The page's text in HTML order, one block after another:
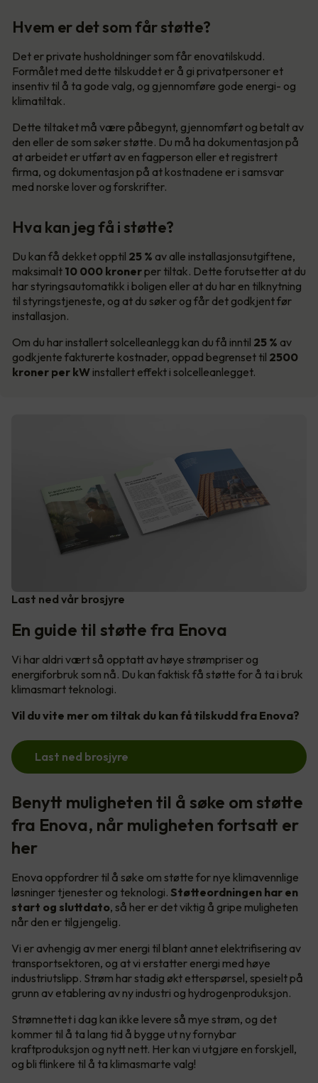
Hvem er det som får støtte?
Det er private husholdninger som får enovatilskudd.
Formålet med dette tilskuddet er å gi privatpersoner et
insentiv til å ta gode valg, og gjennomføre gode energi- og
klimatiltak.
Dette tiltaket må være påbegynt, gjennomført og betalt av
den eller de som søker støtte. Du må ha dokumentasjon på
at arbeidet er utført av en fagperson eller et registrert
firma, og dokumentasjon på at kostnadene er i samsvar
med norske lover og forskrifter.
Hva kan jeg få i støtte?
Du kan få dekket opptil 25 % av alle installasjonsutgiftene,
maksimalt 10 000 kronerper tiltak. Dette forutsetter at du
har styringsautomatikk i boligen eller at du har en tilknytning
til styringstjeneste, og at du søker og får det godkjent før
installasjon.
Om du har installert solcelleanlegg kan du få inntil 25 % av
godkjente fakturerte kostnader, oppad begrenset til 2500
kroner per kW installert effekt i solcelleanlegget.
Last ned vår brosjyre
En guide til støtte fra Enova
Vi har aldri vært så opptatt av høye strømpriser og
energiforbruk som nå. Du kan faktisk få støtte for å ta i bruk
klimasmart teknologi.
Vil du vite mer om tiltak du kan få tilskudd fra Enova?
Last ned brosjyre
Benytt muligheten til å søke om støtte
fra Enova, når muligheten fortsatt er
her
Enova oppfordrer til å søke om støtte for nye klimavennlige
løsninger tjenester og teknologi. Støtteordningen har en
start og sluttdato, så her er det viktig å gripe muligheten
når den er tilgjengelig.
Vi er avhengig av mer energi til blant annet elektrifisering av
transportsektoren, og at vi erstatter energi med høye
industriutslipp. Strøm har stadig økt etterspørsel, spesielt på
grunn av etablering av ny industri og hydrogenproduksjon.
Strømnettet i dag kan ikke levere så mye strøm, og det
kommer til å ta lang tid å bygge ut ny fornybar
kraftproduksjon og nytt nett. Her kan vi utgjøre en forskjell,
og bli flinkere til å ta klimasmarte valg!